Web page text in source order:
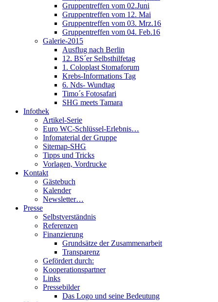
Gruppentreffen vom 02.Juni
Gruppentreffen vom 12. Mai
Gruppentreffen vom 03. Mrz.16
Gruppentreffen vom 04. Feb.16
Galerie-2015
Ausflug nach Berlin
12. BS´er Selbsthilfetag
1. Coloplast Stomaforum
Krebs-Informations Tag
6. Nds- Wundtag
Timo´s Fotosafari
SHG meets Tamara
Infothek
Artikel-Serie
Euro WC-Schlüssel-Erlebnis…
Infomaterial der Gruppe
Sitemap-SHG
Tipps und Tricks
Vorlagen, Vordrucke
Kontakt
Gästebuch
Kalender
Newsletter…
Presse
Selbstverständnis
Referenzen
Finanzierung
Grundsätze der Zusammenarbeit
Transparenz
Gefördert durch:
Kooperationspartner
Links
Pressebilder
Das Logo und seine Bedeutung